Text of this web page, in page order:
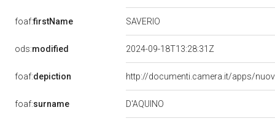
foaf:firstName SAVERIO
ods:modified 2024-09-18T13:28:31Z
foaf:depiction http://documenti.camera.it/apps/
foaf:surname D'AQUINO